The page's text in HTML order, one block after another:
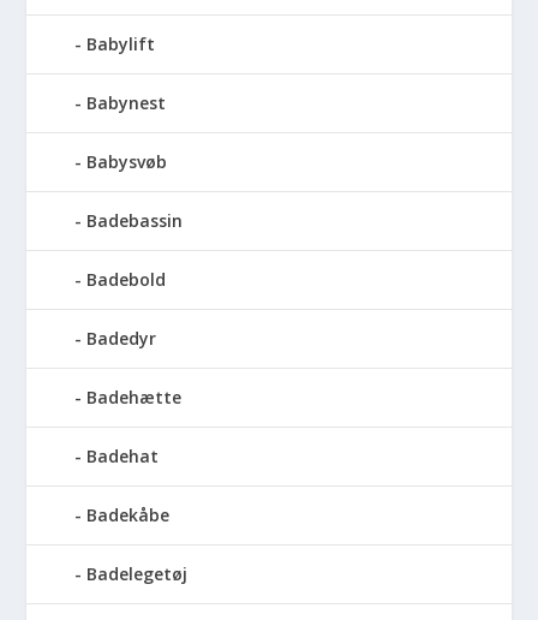
Babylift
Babynest
Babysvøb
Badebassin
Badebold
Badedyr
Badehætte
Badehat
Badekåbe
Badelegetøj